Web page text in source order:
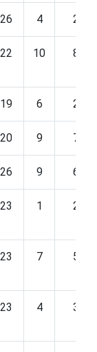
26 4 2
22 10 8
19 6 2
20 9 7
26 9 6
23 1 2
23 7 5
23 4 3